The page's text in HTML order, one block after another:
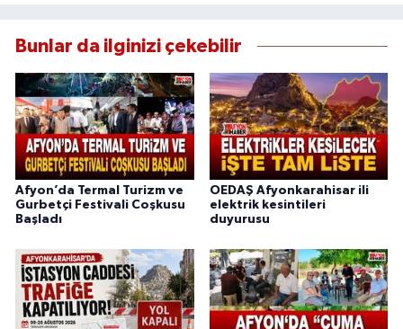
Bunlar da ilginizi çekebilir
Afyon’da Termal Turizm ve
Gurbetçi Festivali Coşkusu
Başladı
OEDAŞ Afyonkarahisar ili
elektrik kesintileri
duyurusu